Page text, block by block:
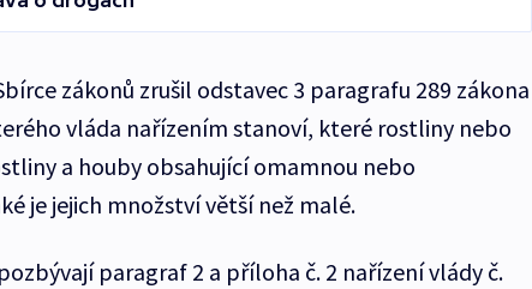
zákonů zrušil odstavec 3 paragrafu 289 zákona
vláda nařízením stanoví, které rostliny nebo
a houby obsahující omamnou nebo
je jejich množství větší než malé.
paragraf 2 a příloha č. 2 nařízení vlády č.